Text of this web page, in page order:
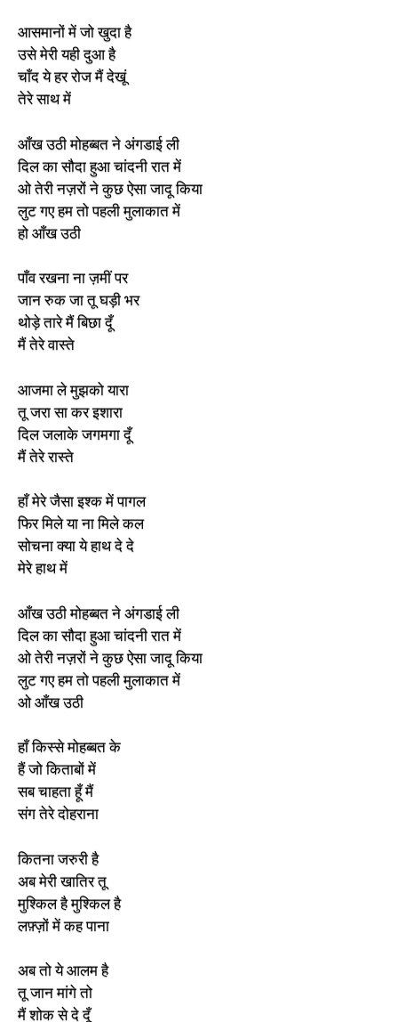
आसमानों में जो खुदा है
उसे मेरी यही दुआ है
चाँद ये हर रोज मैं देखूं
तेरे साथ में
आँख उठी मोहब्बत ने अंगडाई ली
दिल का सौदा हुआ चांदनी रात में
ओ तेरी नज़रों ने कुछ ऐसा जादू किया
लुट गए हम तो पहली मुलाकात में
हो आँख उठी
पाँव रखना ना ज़मीं पर
जान रुक जा तू घड़ी भर
थोड़े तारे मैं बिछा दूँ
मैं तेरे वास्ते
आजमा ले मुझको यारा
तू जरा सा कर इशारा
दिल जलाके जगमगा दूँ
मैं तेरे रास्ते
हाँ मेरे जैसा इश्क में पागल
फिर मिले या ना मिले कल
सोचना क्या ये हाथ दे दे
मेरे हाथ में
आँख उठी मोहब्बत ने अंगडाई ली
दिल का सौदा हुआ चांदनी रात में
ओ तेरी नज़रों ने कुछ ऐसा जादू किया
लुट गए हम तो पहली मुलाकात में
ओ आँख उठी
हाँ किस्से मोहब्बत के
हैं जो किताबों में
सब चाहता हूँ मैं
संग तेरे दोहराना
कितना जरुरी है
अब मेरी खातिर तू
मुश्किल है मुश्किल है
लफ़्ज़ों में कह पाना
अब तो ये आलम है
तू जान मांगे तो
मैं शोक से दे दूँ